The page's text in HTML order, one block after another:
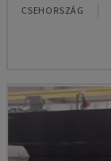
CSEHORSZÁG